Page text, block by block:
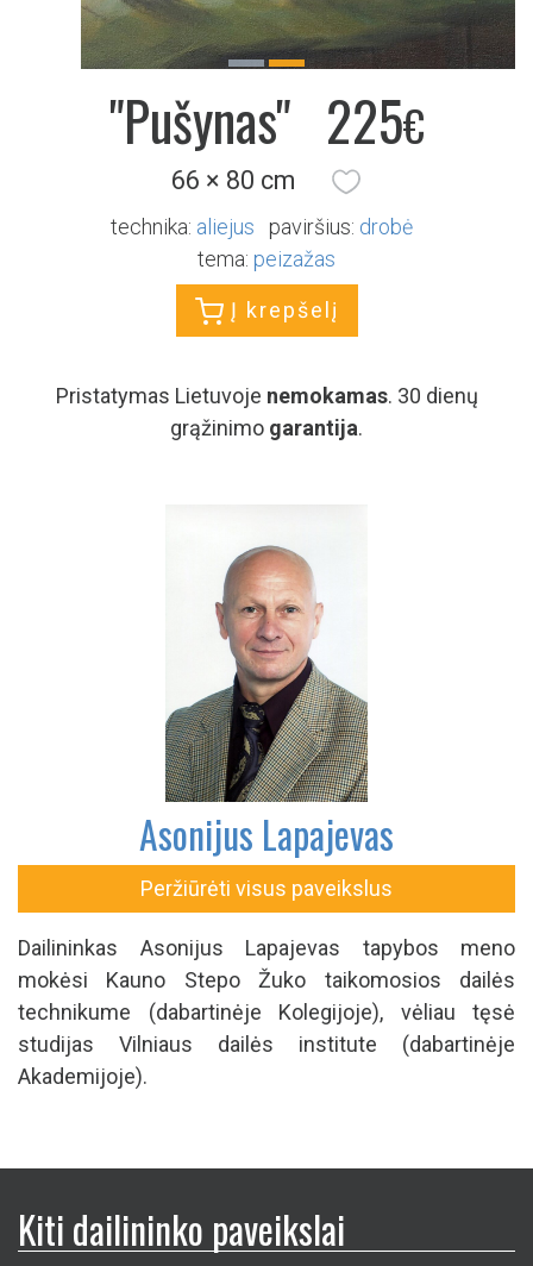
"Pušynas" 225€
66 × 80 cm
technika: aliejus paviršius: drobė
tema: peizažas
Į krepšelį
Pristatymas Lietuvoje nemokamas. 30 dienų
grąžinimo garantija.
Asonijus Lapajevas
Peržiūrėti visus paveikslus
Dailininkas Asonijus Lapajevas tapybos meno
mokėsi Kauno Stepo Žuko taikomosios dailės
technikume (dabartinėje Kolegijoje), vėliau tęsė
studijas Vilniaus dailės institute (dabartinėje
Akademijoje).
Kiti dailininko paveikslai